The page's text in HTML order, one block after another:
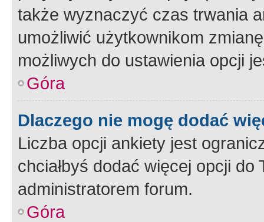
także wyznaczyć czas trwania
umożliwić użytkownikom
możliwych do ustawienia opcji
Góra
Dlaczego nie mogę dodać
Liczba opcji ankiety jest
chciałbyś dodać więcej opcji
administratorem forum.
Góra